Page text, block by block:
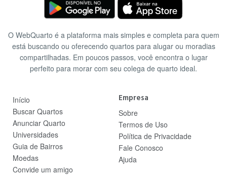
O WebQuarto é a plataforma mais simples e completa para quem
está buscando ou oferecendo quartos para alugar ou moradias
compartilhadas. Em poucos passos, você encontra o lugar
perfeito para morar com seu colega de quarto ideal.
Início
Buscar Quartos
Anunciar Quarto
Universidades
Guia de Bairros
Moedas
Convide um amigo
Empresa
Sobre
Termos de Uso
Política de Privacidade
Fale Conosco
Ajuda